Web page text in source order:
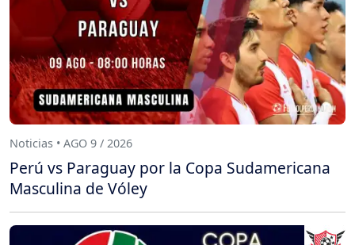
Noticias • AGO 9 / 2026
Perú vs Paraguay por la Copa Sudamericana
Masculina de Vóley